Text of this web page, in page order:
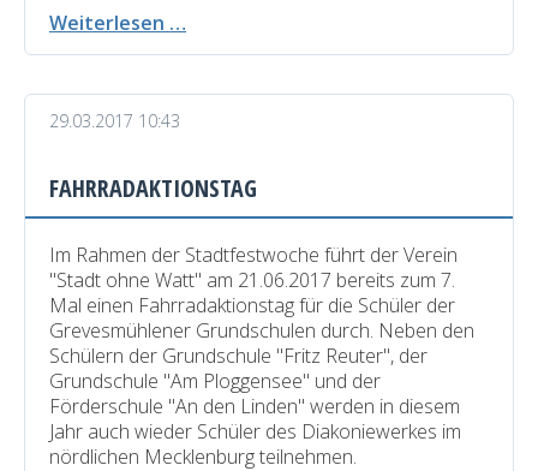
Weiterlesen …
erneuerbaren
ein
voller
Erfolg
29.03.2017 10:43
FAHRRADAKTIONSTAG
Im Rahmen der Stadtfestwoche führt der Verein
"Stadt ohne Watt" am 21.06.2017 bereits zum 7.
Mal einen Fahrradaktionstag für die Schüler der
Grevesmühlener Grundschulen durch. Neben den
Schülern der Grundschule "Fritz Reuter", der
Grundschule "Am Ploggensee" und der
Förderschule "An den Linden" werden in diesem
Jahr auch wieder Schüler des Diakoniewerkes im
nördlichen Mecklenburg teilnehmen.